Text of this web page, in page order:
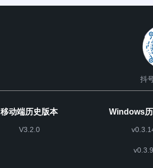
抖
Windows
v0.3.9
移动端历史版本
V3.2.0